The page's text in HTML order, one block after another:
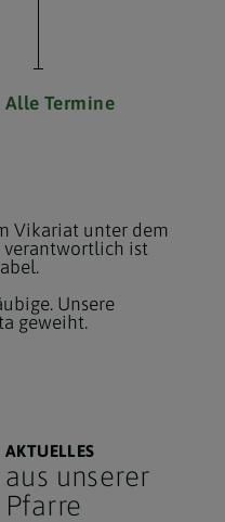
Alle Termine
Vikariat unter dem
verantwortlich ist
Unsere
geweiht.
AKTUELLES
aus unserer
Pfarre